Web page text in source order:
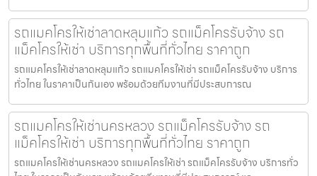
รถแมคโครให้เช่าลาดหลุมแก้ว รถแม็คโครรับจ้าง รถ
แม็คโครให้เช่า บริการทุกพื้นที่ทั่วไทย ราคาถูก
รถแมคโครให้เช่าลาดหลุมแก้ว รถแมคโครให้เช่า รถแม็คโครรับจ้าง บริการ
ทั่วไทย ในราคาเป็นกันเอง พร้อมด้วยทีมงานที่มีประสบการณ
รถแมคโครให้เช่านครหลวง รถแม็คโครรับจ้าง รถ
แม็คโครให้เช่า บริการทุกพื้นที่ทั่วไทย ราคาถูก
รถแมคโครให้เช่านครหลวง รถแมคโครให้เช่า รถแม็คโครรับจ้าง บริการทั่ว